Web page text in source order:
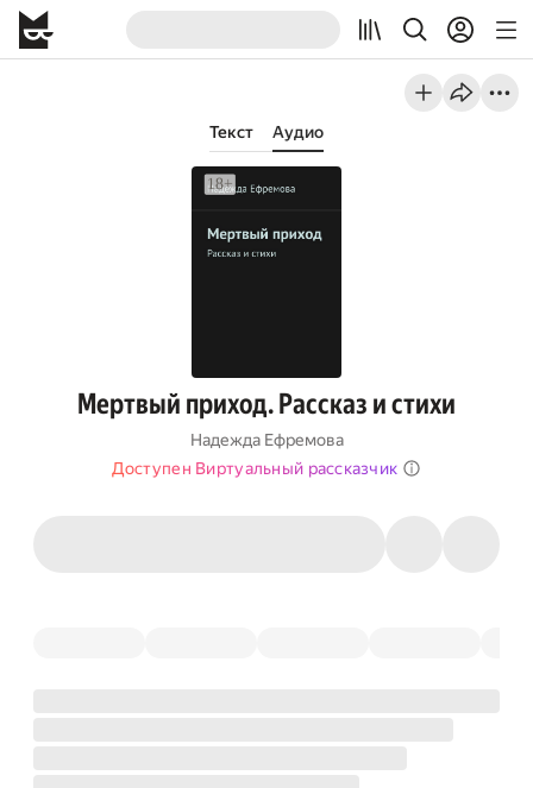
Текст Аудио
Мертвый приход. Рассказ и стихи
Надежда Ефремова
Доступен Виртуальный рассказчик